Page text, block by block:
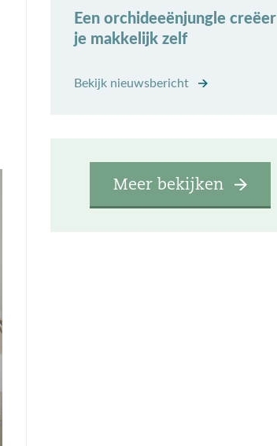
Een orchideeënjungle creëer
je makkelijk zelf
Bekijk nieuwsbericht
Meer bekijken